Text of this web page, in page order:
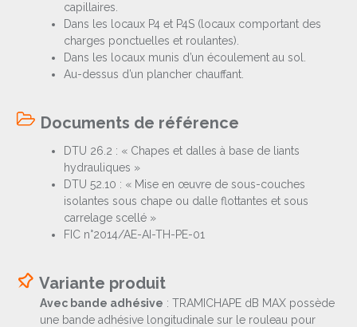
capillaires.
Dans les locaux P4 et P4S (locaux comportant des
charges ponctuelles et roulantes).
Dans les locaux munis d’un écoulement au sol.
Au-dessus d’un plancher chauffant.
Documents de référence
DTU 26.2 : « Chapes et dalles à base de liants
hydrauliques »
DTU 52.10 : « Mise en œuvre de sous-couches
isolantes sous chape ou dalle flottantes et sous
carrelage scellé »
FIC n°2014/AE-AI-TH-PE-01
Variante produit
Avec bande adhésive : TRAMICHAPE dB MAX possède
une bande adhésive longitudinale sur le rouleau pour